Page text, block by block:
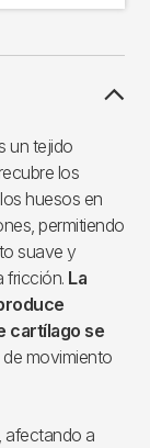
un tejido
los
huesos en
permitiendo
suave y
fricción. La
cartílago se
de movimiento
afectando a